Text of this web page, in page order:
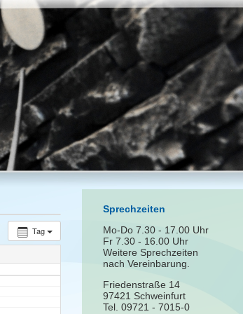
Tag
Sprechzeiten
Mo-Do 7.30 - 17.00 Uhr
Fr 7.30 - 16.00 Uhr
Weitere Sprechzeiten
nach Vereinbarung.
Friedenstraße 14
97421 Schweinfurt
Tel. 09721 - 7015-0